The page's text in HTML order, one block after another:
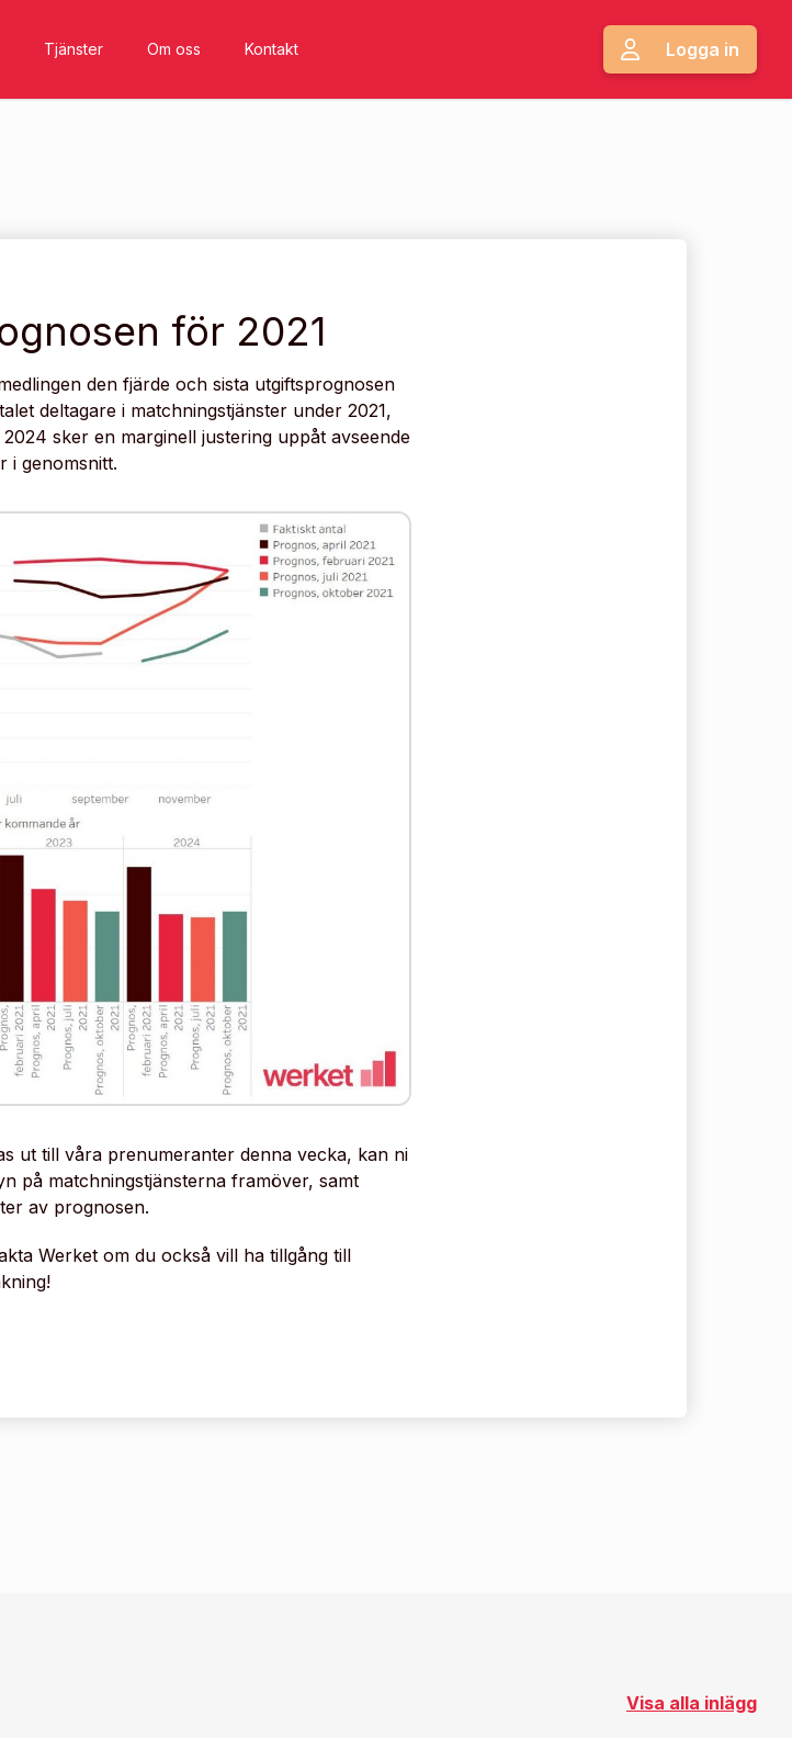
Tjänster Om oss Kontakt Logga in
för 2021
den fjärde och sista utgiftsprognosen
deltagare i matchningstjänster under 2021,
sker en marginell justering uppåt avseende
i genomsnitt.
ut till våra prenumeranter denna vecka, kan ni
på matchningstjänsterna framöver, samt
av prognosen.
Werket om du också vill ha tillgång till
Visa alla inlägg